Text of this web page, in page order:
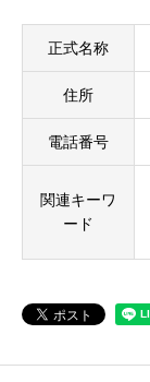
正式名称
住所
電話番号
関連キーワ
ード